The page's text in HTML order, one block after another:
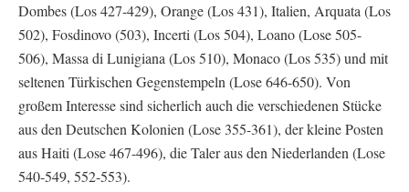
Dombes (Los 427-429), Orange (Los 431), Italien, Arquata (Los
502), Fosdinovo (503), Incerti (Los 504), Loano (Lose 505-
506), Massa di Lunigiana (Los 510), Monaco (Los 535) und mit
seltenen Türkischen Gegenstempeln (Lose 646-650). Von
großem Interesse sind sicherlich auch die verschiedenen Stücke
aus den Deutschen Kolonien (Lose 355-361), der kleine Posten
aus Haiti (Lose 467-496), die Taler aus den Niederlanden (Lose
540-549, 552-553).